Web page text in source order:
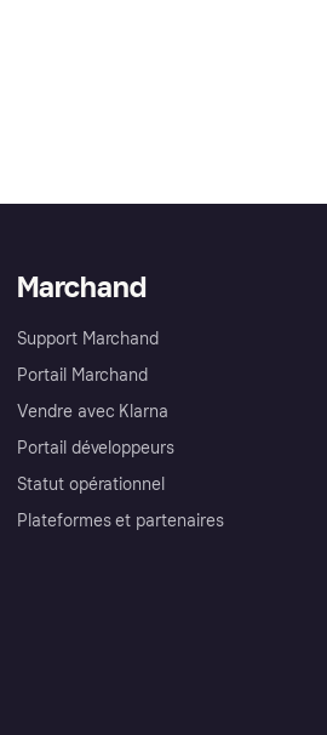
Marchand
Support Marchand
Portail Marchand
Vendre avec Klarna
Portail développeurs
Statut opérationnel
Plateformes et partenaires